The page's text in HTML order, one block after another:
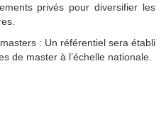
privés pour diversifier les
: Un référentiel sera établi
de master à l’échelle nationale.